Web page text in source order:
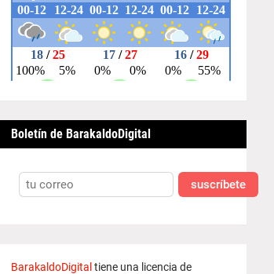
Boletín de BarakaldoDigital
suscríbete
BarakaldoDigital tiene una licencia de